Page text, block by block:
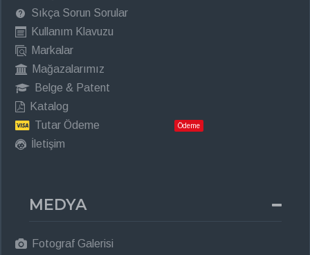
Sıkça Sorun Sorular
Kullanım Klavuzu
Markalar
Mağazalarımız
Belge & Patent
Katalog
Tutar Ödeme
Ödeme
İletişim
MEDYA
Fotograf Galerisi